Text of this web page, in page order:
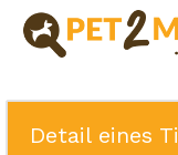
Detail eines